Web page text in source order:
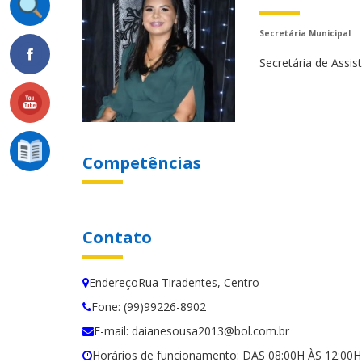
Secretária Municipal
Secretária de
Competências
Contato
EndereçoRua Tiradentes, Centro
Fone: (99)99226-8902
E-mail: daianesousa2013@bol.com.br
Horários de funcionamento: DAS 08:00H ÀS 12:00H